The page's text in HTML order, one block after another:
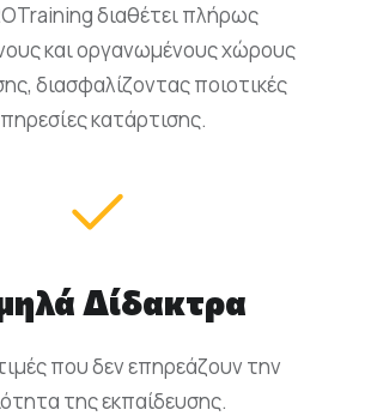
διαθέτει πλήρως
και οργανωμένους χώρους
διασφαλίζοντας ποιοτικές
κατάρτισης.
Δίδακτρα
που δεν επηρεάζουν την
της εκπαίδευσης.